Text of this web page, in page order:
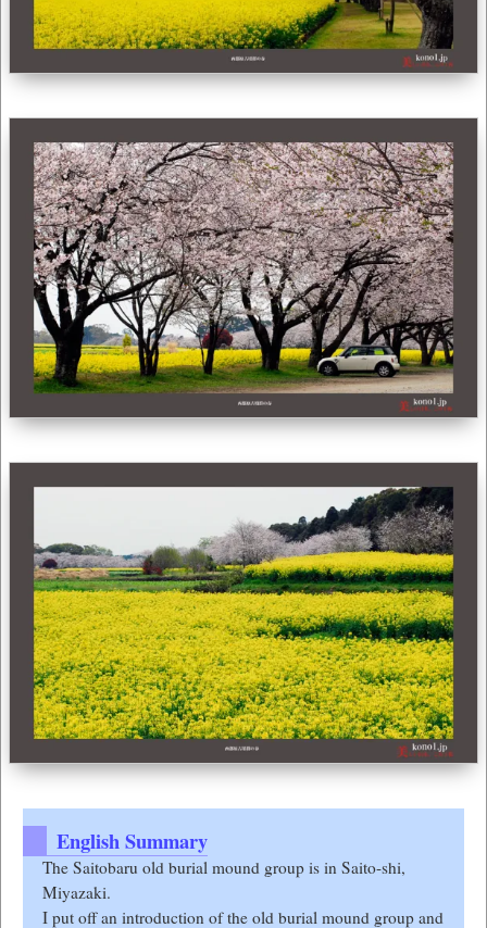
The Saitobaru old burial mound group is in Saito-shi,
Miyazaki.
I put off an introduction of the old burial mound group and